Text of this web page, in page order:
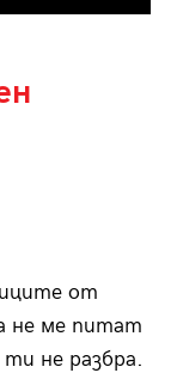
от
не ме питат
не разбра.